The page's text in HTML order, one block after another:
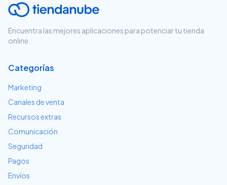
Encuentra las mejores aplicaciones para potenciar tu tienda
online.
Categorías
Marketing
Canales de venta
Recursos extras
Comunicación
Seguridad
Pagos
Envíos